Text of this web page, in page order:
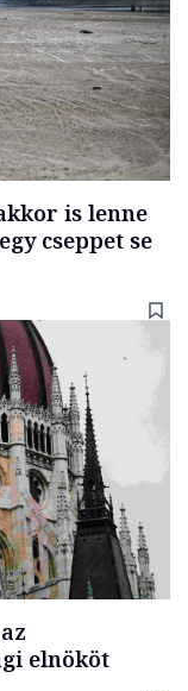
is lenne
cseppet se
elnököt